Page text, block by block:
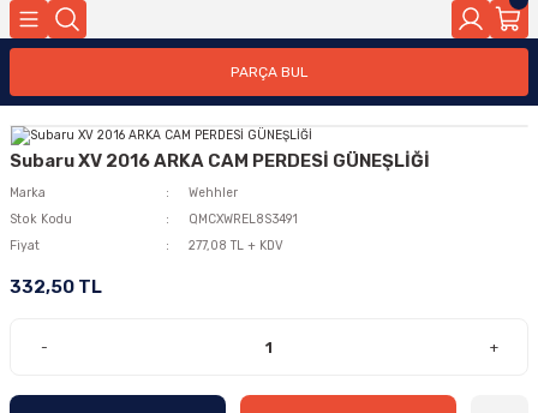
PARÇA BUL
Subaru XV 2016 ARKA CAM PERDESİ GÜNEŞLİĞİ
Marka
Wehhler
Stok Kodu
QMCXWREL8S3491
Fiyat
277,08 TL + KDV
332,50 TL
- +